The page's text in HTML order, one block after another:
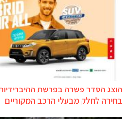
בחירה לחלק מבעלי הרכב המקוריים